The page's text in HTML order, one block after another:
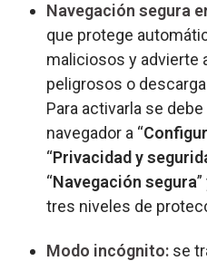
Navegación segura
que protege
maliciosos y advierte
peligrosos o
Para activarla se
navegador a “
“Privacidad y
“Navegación segura
tres niveles de
Modo incógnito: se